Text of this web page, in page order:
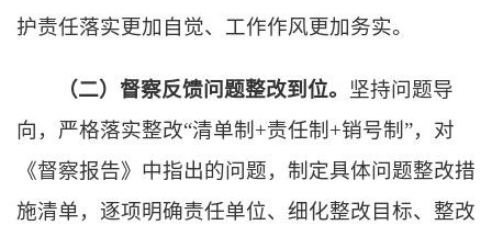
护责任落实更加自觉、工作作风更加务实。
（二）督察反馈问题整改到位。 坚持问题导
向，严格落实整改“清单制+责任制+销号制”，对
《督察报告》中指出的问题，制定具体问题整改措
施清单，逐项明确责任单位、细化整改目标、整改